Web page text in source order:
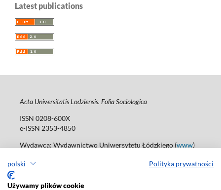
polski Polityka prywatności
Używamy plików cookie
Latest publications
Acta Universitatis Lodziensis. Folia Sociologica
ISSN 0208-600X
e-ISSN 2353-4850
Wydawca: Wydawnictwo Uniwersytetu Łódzkiego (www)
Tel.: 42 235 01 65, fax: 42 66 55 86